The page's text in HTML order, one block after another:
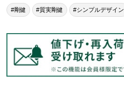
#剛健 #質実剛健 #シンプルデザイン